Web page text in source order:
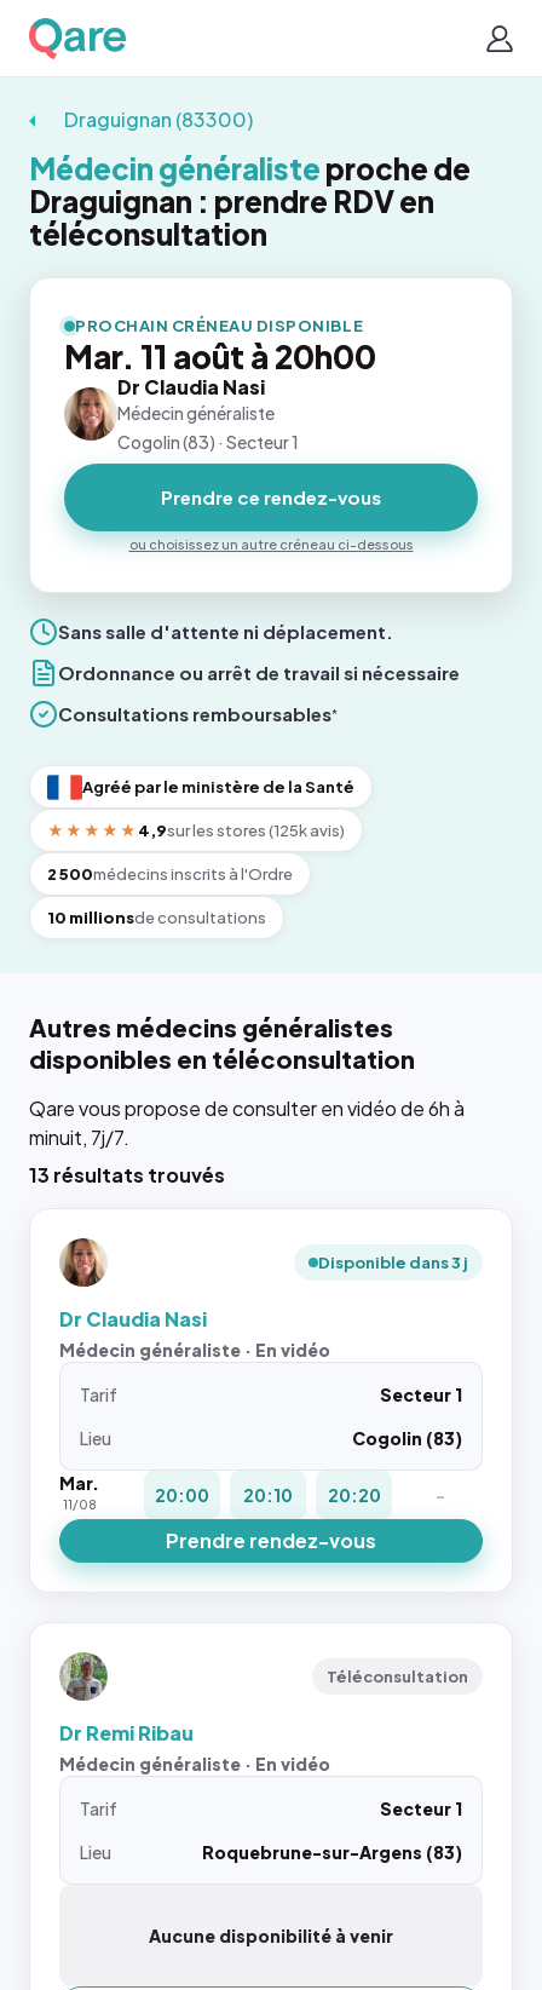
Draguignan (83300)
Médecin généraliste proche de
Draguignan : prendre RDV en
téléconsultation
Sans salle d'attente ni déplacement.
Ordonnance ou arrêt de travail si nécessaire
Consultations remboursables*
Agréé par le ministère de la Santé
★★★★★ 4,9sur les stores (125k avis)
2 500médecins inscrits à l'Ordre
10 millionsde consultations
PROCHAIN CRÉNEAU DISPONIBLE
Mar. 11 août à 20h00
Dr Claudia Nasi
Médecin généraliste
Cogolin (83) · Secteur 1
Prendre ce rendez-vous
ou choisissez un autre créneau ci-dessous
Autres médecins généralistes
disponibles en téléconsultation
Qare vous propose de consulter en vidéo de 6h à
minuit, 7j/7.
13 résultats trouvés
Disponible dans 3 j
Dr Claudia Nasi
Médecin généraliste · En vidéo
Tarif
Secteur 1
Lieu
Cogolin (83)
Mar.
11/08 20:00 20:10 20:20 -
Prendre rendez-vous
Téléconsultation
Dr Remi Ribau
Médecin généraliste · En vidéo
Tarif
Secteur 1
Lieu
Roquebrune-sur-Argens (83)
Aucune disponibilité à venir